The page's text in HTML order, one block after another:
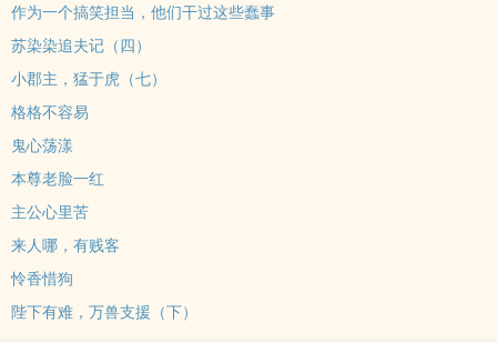
作为一个搞笑担当，他们干过这些蠢事
苏染染追夫记（四）
小郡主，猛于虎（七）
格格不容易
鬼心荡漾
本尊老脸一红
主公心里苦
来人哪，有贱客
怜香惜狗
陛下有难，万兽支援（下）